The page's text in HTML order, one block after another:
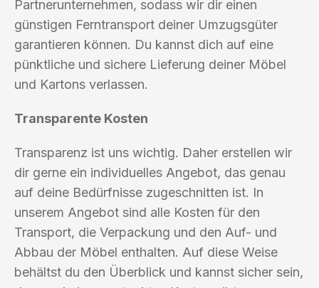
Partnerunternehmen, sodass wir dir einen
günstigen Ferntransport deiner Umzugsgüter
garantieren können. Du kannst dich auf eine
pünktliche und sichere Lieferung deiner Möbel
und Kartons verlassen.
Transparente Kosten
Transparenz ist uns wichtig. Daher erstellen wir
dir gerne ein individuelles Angebot, das genau
auf deine Bedürfnisse zugeschnitten ist. In
unserem Angebot sind alle Kosten für den
Transport, die Verpackung und den Auf- und
Abbau der Möbel enthalten. Auf diese Weise
behältst du den Überblick und kannst sicher sein,